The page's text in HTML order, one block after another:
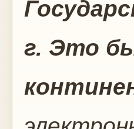
г. Это